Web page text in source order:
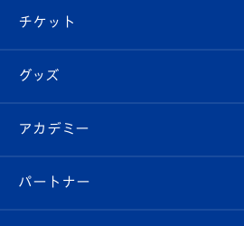
チケット
イベント
メディア
エンブレム紹介
スタッフプロフィール
マスコット紹介
はじめての観戦ガイド
Revive Team
ヴィヴィくんの長崎おもてなしガイド
試合日程/結果
フォトギャラリー
スタジアムグルメ
チケット
チケット
V-LOVERS（ファンクラブ）
プレイヤーズスイート
グッズ
オンラインショップ
店舗情報
アカデミー
育成からのお知らせ
パートナー